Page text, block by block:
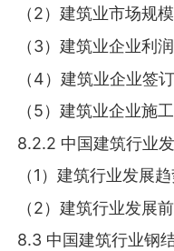
（2）建筑业市场规模
（3）建筑业企业利润
（4）建筑业企业签
（5）建筑业企业施
8.2.2 中国建筑行业
（1）建筑行业发展
（2）建筑行业发展
8.3 中国建筑行业钢